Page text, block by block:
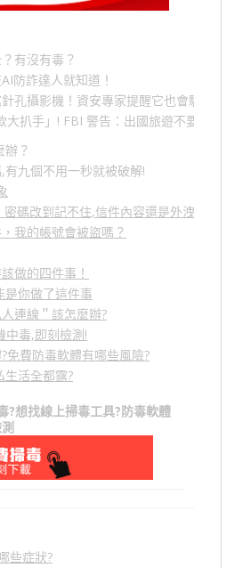
有沒有毒？
防詐達人就知道！
孔攝影機！資安專家提醒它也會駭人成
大扒手」 ! FBI 警告：出國旅遊不要做的
？
九個不用一秒就被破解!
碼改到記不住,信件內容還是外洩？」,
我的帳號會被盜嗎？
做的四件事！
是你做了這件事
連線＂該怎麼辦?
中毒,即刻檢測!
免費防毒軟體有哪些風險?
生活全都露?
?想找線上掃毒工具?防毒軟體
些症狀?